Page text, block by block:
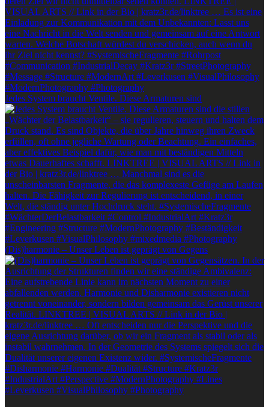
Jedes System braucht Ventile. Diese Armaturen sind
(Dis)harmonie – Unser Leben ist geprägt von Gegens